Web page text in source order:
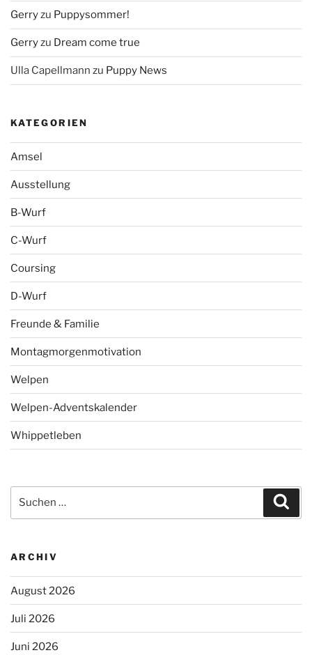
Gerryzu Puppysommer!
Gerryzu Dream come true
Ulla Capellmann zu Puppy News
KATEGORIEN
Amsel
Ausstellung
B-Wurf
C-Wurf
Coursing
D-Wurf
Freunde & Familie
Montagmorgenmotivation
Welpen
Welpen-Adventskalender
Whippetleben
nach:
ARCHIV
August 2026
Juli 2026
Juni 2026